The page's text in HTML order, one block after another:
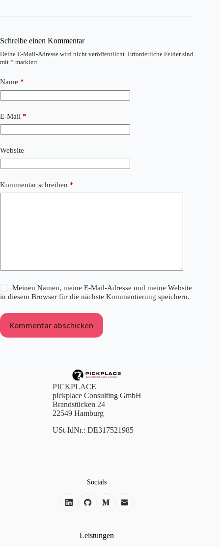
Schreibe einen Kommentar
Deine E-Mail-Adresse wird nicht veröffentlicht. Erforderliche Felder sind
mit * markiert
Name *
E-Mail *
Website
Kommentar schreiben *
Meinen Namen, meine E-Mail-Adresse und meine Website
in diesem Browser für die nächste Kommentierung speichern.
Kommentar abschicken
PICKPLACE
pickplace Consulting GmbH
Brandstücken 24
22549 Hamburg
USt-IdNr.: DE317521985
Socials
Leistungen